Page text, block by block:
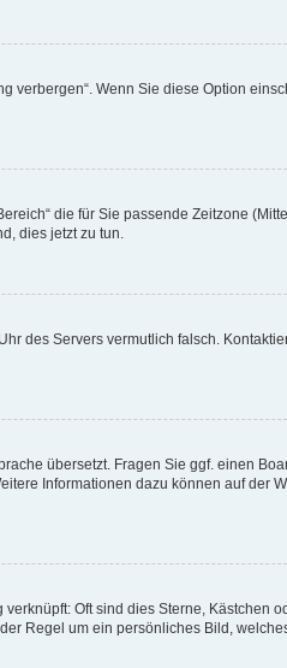
Wenn Sie diese Option
die für Sie passende Zeitzone
dies jetzt zu tun.
des Servers vermutlich falsch.
übersetzt. Fragen Sie ggf. einen
Informationen dazu können auf der
Oft sind dies Sterne, Kästchen
Regel um ein persönliches Bild,